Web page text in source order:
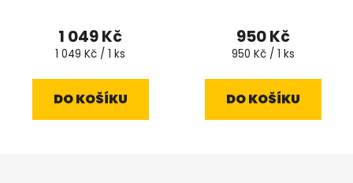
1 049 Kč
Měrná
1 049 Kč / 1 ks
DO KOŠÍKU
950 Kč
Měrná
950 Kč / 1 ks
DO KOŠÍKU